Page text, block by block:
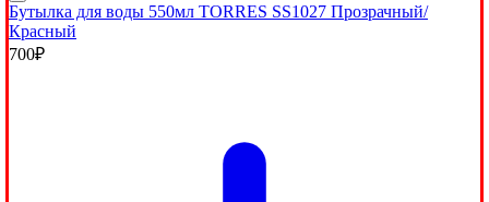
Бутылка для воды 550мл TORRES SS1027 Прозрачный/
Красный
700₽